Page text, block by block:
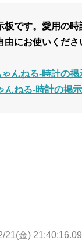
板です。愛用の
にお使いくださ
んねる-時計の掲
んねる-時計の掲
21(金) 21:40:16.09